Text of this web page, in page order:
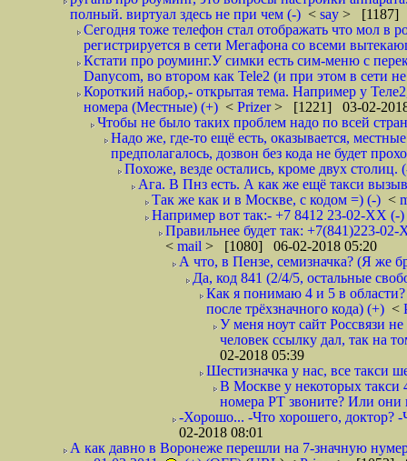
полный. виртуал здесь не при чем (-) < say > [1187]
Сегодня тоже телефон стал отображать что мол в
регистрируется в сети Мегафона со всеми
Кстати про роуминг.У симки есть сим-меню с
Danycom, во втором как Tele2 (и при этом в сети
Короткий набор,- открытая тема. Например у
номера (Местные) (+) < Prizer> [1221] 03-02-
Чтобы не было таких проблем надо по всей
Надо же, где-то ещё есть, оказывается,
предполагалось, дозвон без кода не будет
Похоже, везде остались, кроме двух
Ага. В Пнз есть. А как же ещё такси
Так же как и в Москве, с кодом =) (-) <
Например вот так:- +7 8412 23-02-ХХ (-
Правильнее будет так: +7(841)223-
< mail > [1080] 06-02-2018 05:20
А что, в Пензе, семизначка? (Я же
Да, код 841 (2/4/5, остальные
Как я понимаю 4 и 5 в
после трёхзначного кода) (+) <
У меня ноут сайт Россвязи
человек ссылку дал, так на
02-2018 05:39
Шестизначка у нас, все такси
В Москве у некоторых такси
номера РТ звоните? Или они
-Хорошо... -Что хорошего, доктор?
02-2018 08:01
А как давно в Воронеже перешли на 7-значную